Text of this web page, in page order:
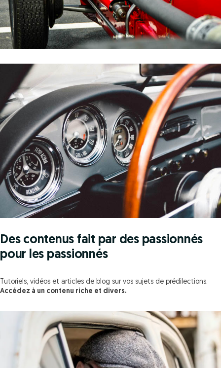
Des contenus fait par des passionnés
pour les passionnés
Tutoriels, vidéos et articles de blog sur vos sujets de prédilections.
Accédez à un contenu riche et divers.